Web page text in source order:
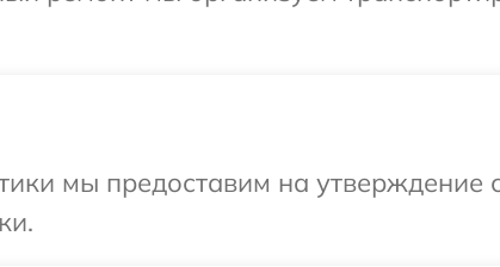
мы предоставим на утверждение